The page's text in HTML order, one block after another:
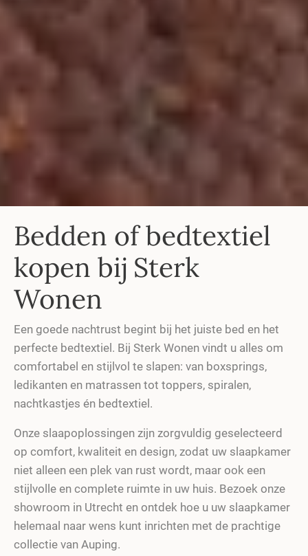
Bedden of bedtextiel
kopen bij Sterk
Wonen
Een goede nachtrust begint bij het juiste bed en het
perfecte bedtextiel. Bij Sterk Wonen vindt u alles om
comfortabel en stijlvol te slapen: van boxsprings,
ledikanten en matrassen tot toppers, spiralen,
nachtkastjes én bedtextiel.
Onze slaapoplossingen zijn zorgvuldig geselecteerd
op comfort, kwaliteit en design, zodat uw slaapkamer
niet alleen een plek van rust wordt, maar ook een
stijlvolle en complete ruimte in uw huis. Bezoek onze
showroom in Utrecht en ontdek hoe u uw slaapkamer
helemaal naar wens kunt inrichten met de prachtige
collectie van Auping.